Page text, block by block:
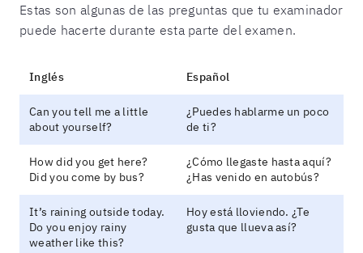
Estas son algunas de las preguntas que tu examinador
puede hacerte durante esta parte del examen.
Inglés Español
Can you tell me a little
about yourself?
¿Puedes hablarme un poco
de ti?
How did you get here?
Did you come by bus?
¿Cómo llegaste hasta aquí?
¿Has venido en autobús?
It’s raining outside today.
Do you enjoy rainy
weather like this?
Hoy está lloviendo. ¿Te
gusta que llueva así?